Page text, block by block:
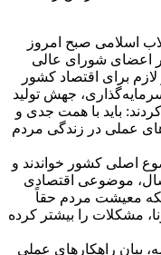
اسلامی صبح امروز
اعضای شورای عالی
برای اقتصاد کشور
جهش تولید
باید با همت جدی و
عملی در زندگی مردم
اصلی کشور خواندند و
سال، موضوعی اقتصادی
معیشت مردم حقاً
مشکلات را بیشتر کرده
بیان راهکارهای عملی